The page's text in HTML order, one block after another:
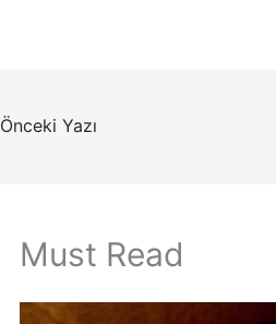
Önceki Yazı
Must Read